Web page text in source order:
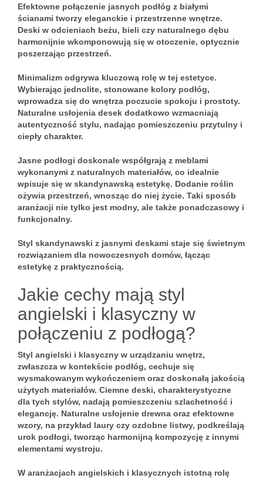
Efektowne połączenie jasnych podłóg z białymi
ścianami tworzy eleganckie i przestrzenne wnętrze.
Deski w odcieniach beżu, bieli czy naturalnego dębu
harmonijnie wkomponowują się w otoczenie, optycznie
poszerzając przestrzeń.
Minimalizm odgrywa kluczową rolę w tej estetyce.
Wybierając jednolite, stonowane kolory podłóg,
wprowadza się do wnętrza poczucie spokoju i prostoty.
Naturalne usłojenia desek dodatkowo wzmacniają
autentyczność stylu, nadając pomieszczeniu przytulny i
ciepły charakter.
Jasne podłogi doskonale współgrają z meblami
wykonanymi z naturalnych materiałów, co idealnie
wpisuje się w skandynawską estetykę. Dodanie roślin
ożywia przestrzeń, wnosząc do niej życie. Taki sposób
aranżacji nie tylko jest modny, ale także ponadczasowy i
funkcjonalny.
Styl skandynawski z jasnymi deskami staje się świetnym
rozwiązaniem dla nowoczesnych domów, łącząc
estetykę z praktycznością.
Jakie cechy mają styl
angielski i klasyczny w
połączeniu z podłogą?
Styl angielski i klasyczny w urządzaniu wnętrz,
zwłaszcza w kontekście podłóg, cechuje się
wysmakowanym wykończeniem oraz doskonałą jakością
użytych materiałów. Ciemne deski, charakterystyczne
dla tych stylów, nadają pomieszczeniu szlachetność i
elegancję. Naturalne usłojenie drewna oraz efektowne
wzory, na przykład laury czy ozdobne listwy, podkreślają
urok podłogi, tworząc harmonijną kompozycję z innymi
elementami wystroju.
W aranżacjach angielskich i klasycznych istotną rolę